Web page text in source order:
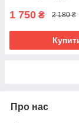
1 750 ₴ 2 180 ₴
Про нас